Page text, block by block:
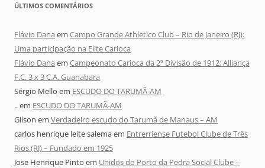
ÚLTIMOS COMENTÁRIOS
Flávio Dana em Campo Grande Athletico Club – Rio de Janeiro (RJ):
Uma participação na Elite Carioca
Flávio Dana em Campeonato Carioca da 2ª Divisão de 1912: Alliança
F.C. 3 x 3 C.A. Guanabara
Sérgio Mello em ESCUDO DO TARUMÃ-AM
..em ESCUDO DO TARUMÃ-AM
Gilson em Verdadeiro escudo do Tarumã de Manaus – AM
carlos henrique leite salemaem Entrerriense Futebol Clube de Três
Rios (RJ) – Fundado em 1925
Jose Henrique Pinto em Unidos do Porto da Pedra Social Clube –